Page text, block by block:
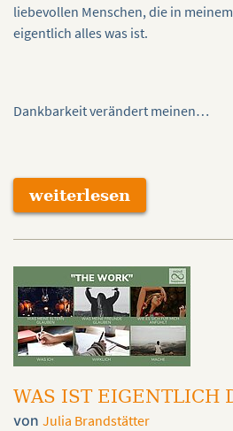
liebevollen Menschen, die in
eigentlich alles was ist.
Dankbarkeit verändert meinen…
weiterlesen
WAS IST EIGENTLICH
von Julia Brandstätter